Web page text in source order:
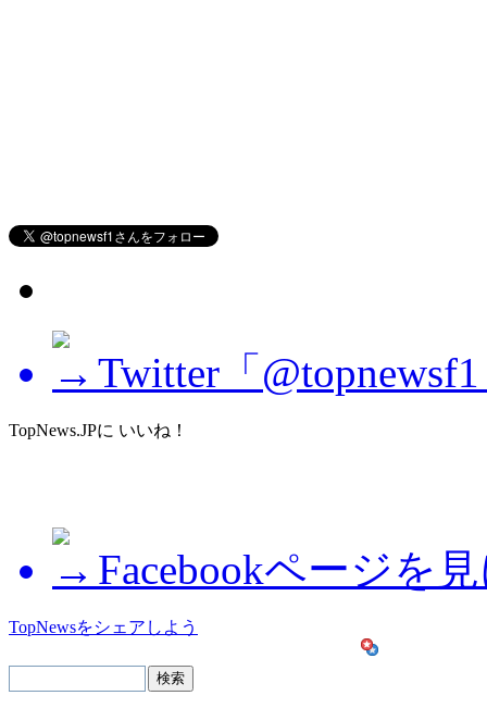
Twitter「
TopNews.JPに いいね！
Facebookページを
TopNewsをシェアしよう